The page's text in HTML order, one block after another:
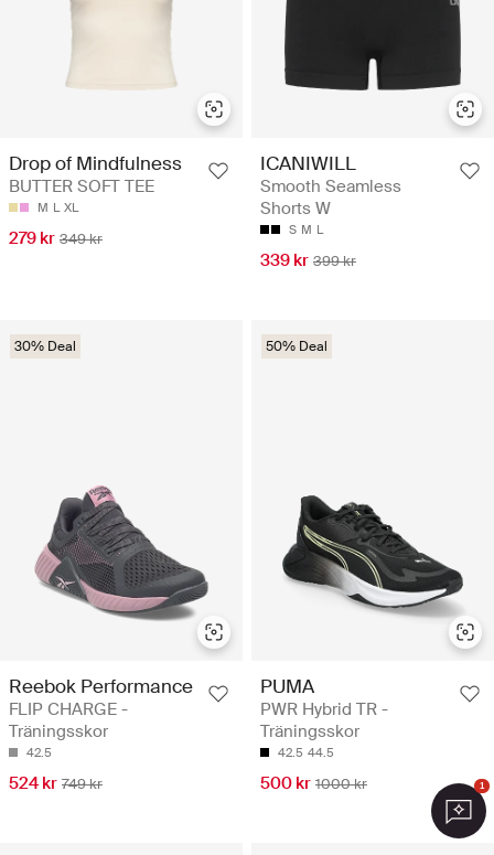
Drop of Mindfulness
BUTTER SOFT TEE
M L XL
279 kr 349 kr
ICANIWILL
Smooth Seamless
Shorts W
S M L
339 kr 399 kr
30% Deal
Reebok Performance
FLIP CHARGE -
Träningsskor
42.5
524 kr 749 kr
50% Deal
PUMA
PWR Hybrid TR -
Träningsskor
42.5 44.5
500 kr 1000 kr 1